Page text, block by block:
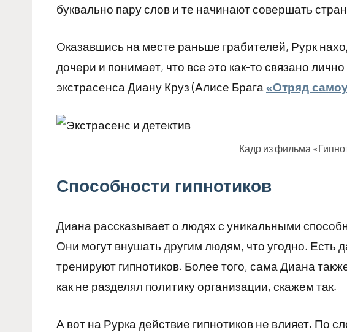
буквально пару слов и те начинают совершать
Оказавшись на месте раньше грабителей, Рурк
дочери и понимает, что все это как-то связано
экстрасенса Диану Круз (Алисе Брага «Отряд
Кадр из фильма
Способности гипнотиков
Диана рассказывает о людях с уникальными
Они могут внушать другим людям, что угодно. Есть
тренируют гипнотиков. Более того, сама Диана
как не разделял политику организации, скажем так.
А вот на Рурка действие гипнотиков не влияет. По